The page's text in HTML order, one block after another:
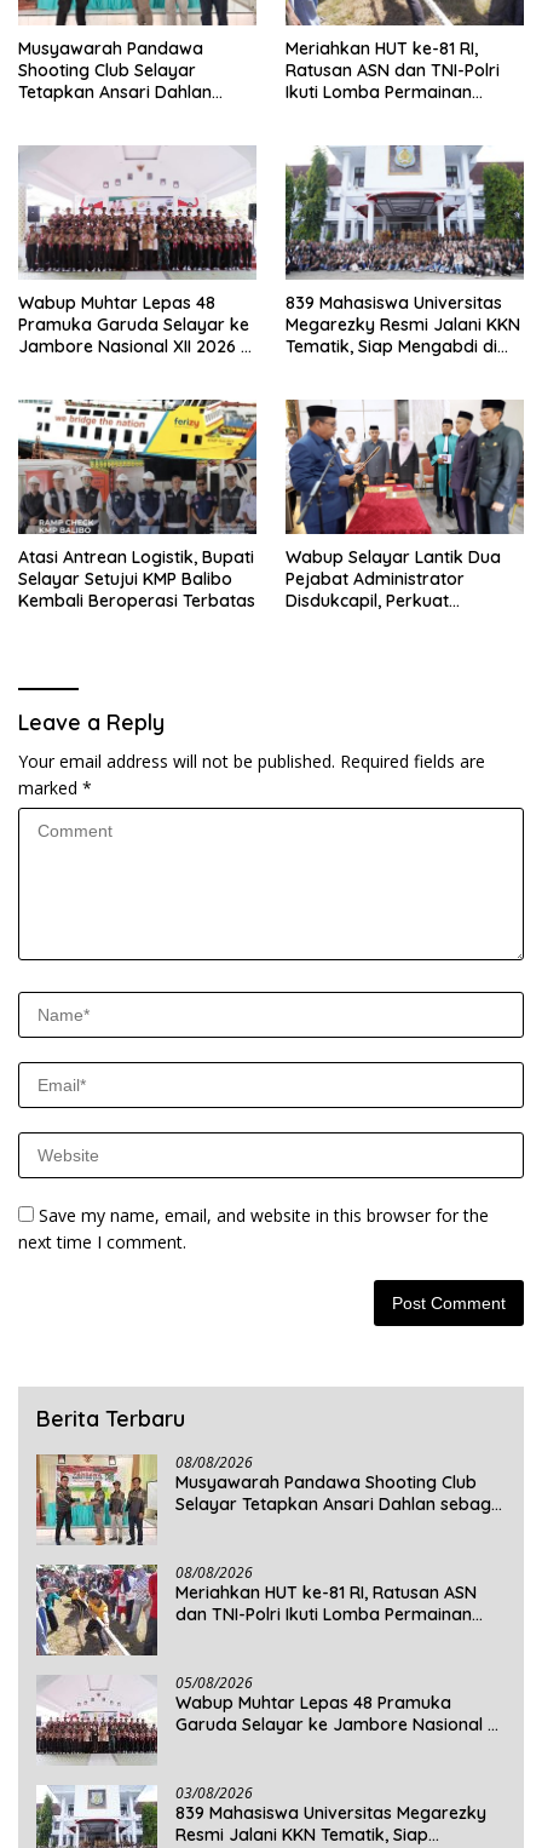
Musyawarah Pandawa
Shooting Club Selayar
Tetapkan Ansari Dahlan
Meriahkan HUT ke-81 RI,
Ratusan ASN dan TNI-Polri
Ikuti Lomba Permainan
Wabup Muhtar Lepas 48
Pramuka Garuda Selayar ke
Jambore Nasional XII 2026 di
839 Mahasiswa Universitas
Megarezky Resmi Jalani KKN
Tematik, Siap Mengabdi di
Atasi Antrean Logistik, Bupati
Selayar Setujui KMP Balibo
Kembali Beroperasi Terbatas
Wabup Selayar Lantik Dua
Pejabat Administrator
Disdukcapil, Perkuat
Leave a Reply
Your email address will not be published. Required fields are
marked *
Save my name, email, and website in this browser for the
next time I comment.
Berita Terbaru
08/08/2026
Musyawarah Pandawa Shooting Club
Selayar Tetapkan Ansari Dahlan sebagai
08/08/2026
Meriahkan HUT ke-81 RI, Ratusan ASN
dan TNI-Polri Ikuti Lomba Permainan
05/08/2026
Wabup Muhtar Lepas 48 Pramuka
Garuda Selayar ke Jambore Nasional XII
03/08/2026
839 Mahasiswa Universitas Megarezky
Resmi Jalani KKN Tematik, Siap